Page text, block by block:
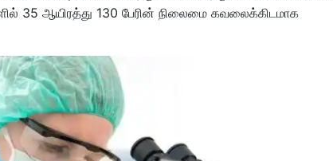
35 ஆயிரத்து 130 பேரின் நிலைமை கவலைக்கிடமாக